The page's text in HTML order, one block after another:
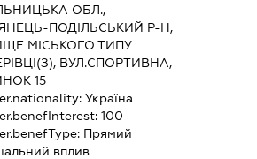
ОБЛ.,
ПОДІЛЬСЬКИЙ Р-Н,
МІСЬКОГО ТИПУ
ВУЛ.СПОРТИВНА,
15
Україна
100
Прямий
вплив